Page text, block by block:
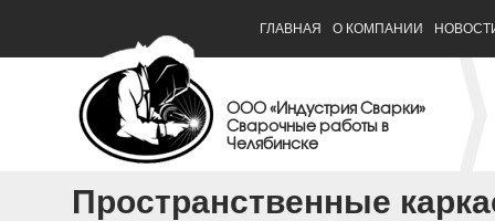
ГЛАВНАЯ О КОМПАНИИ
ООО «Индустрия Сварки»
Сварочные работы в
Челябинске
Пространственные